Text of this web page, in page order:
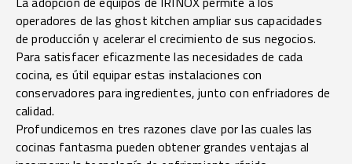
operadores de las ghost kitchen ampliar sus capacidades
de producción y acelerar el crecimiento de sus negocios.
Para satisfacer eficazmente las necesidades de cada
cocina, es útil equipar estas instalaciones con
conservadores para ingredientes, junto con enfriadores de
calidad.
Profundicemos en tres razones clave por las cuales las
cocinas fantasma pueden obtener grandes ventajas al